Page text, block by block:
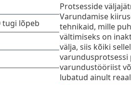
Protsesside
Varundamise
tehnikaid, mille
vältimiseks on
välja, siis kõiki
varundusprotsessi
varundustööriist
lubatud ainult